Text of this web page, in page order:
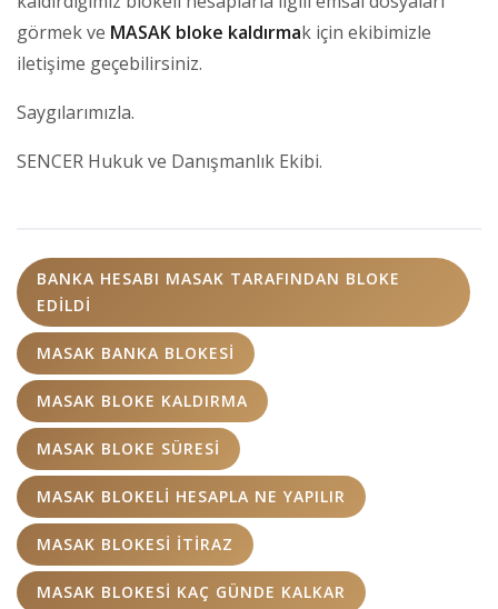
görmek ve MASAK bloke kaldırmak için ekibimizle
iletişime geçebilirsiniz.
Saygılarımızla.
SENCER Hukuk ve Danışmanlık Ekibi.
BANKA HESABI MASAK TARAFINDAN BLOKE
EDILDI
MASAK BANKA BLOKESI
MASAK BLOKE KALDIRMA
MASAK BLOKE SÜRESI
MASAK BLOKELI HESAPLA NE YAPILIR
MASAK BLOKESI ITIRAZ
MASAK BLOKESI KAÇ GÜNDE KALKAR